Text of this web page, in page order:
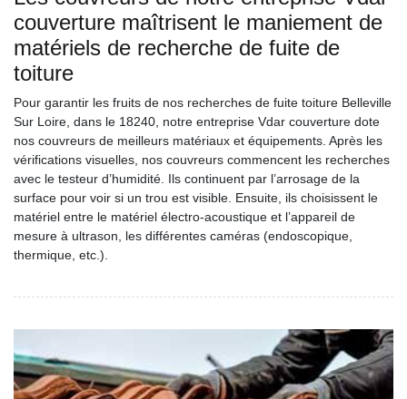
couverture maîtrisent le maniement de
matériels de recherche de fuite de
toiture
Pour garantir les fruits de nos recherches de fuite toiture Belleville
Sur Loire, dans le 18240, notre entreprise Vdar couverture dote
nos couvreurs de meilleurs matériaux et équipements. Après les
vérifications visuelles, nos couvreurs commencent les recherches
avec le testeur d’humidité. Ils continuent par l’arrosage de la
surface pour voir si un trou est visible. Ensuite, ils choisissent le
matériel entre le matériel électro-acoustique et l’appareil de
mesure à ultrason, les différentes caméras (endoscopique,
thermique, etc.).